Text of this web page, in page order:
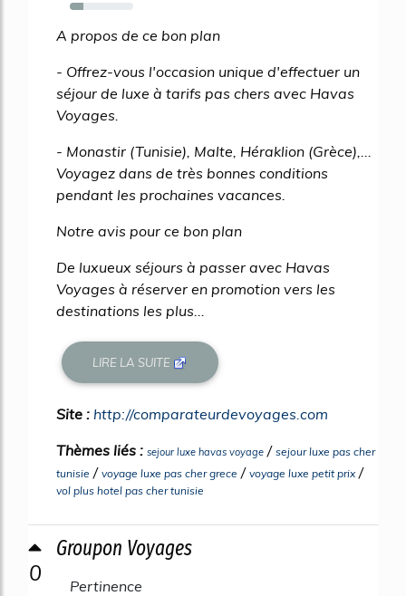
22%
A propos de ce bon plan
- Offrez-vous l'occasion unique d'effectuer un
séjour de luxe à tarifs pas chers avec Havas
Voyages.
- Monastir (Tunisie), Malte, Héraklion (Grèce),...
Voyagez dans de très bonnes conditions
pendant les prochaines vacances.
Notre avis pour ce bon plan
De luxueux séjours à passer avec Havas
Voyages à réserver en promotion vers les
destinations les plus...
LIRE LA SUITE
Site : http://comparateurdevoyages.com
Thèmes liés : sejour luxe havas voyage / sejour luxe pas cher
tunisie / voyage luxe pas cher grece / voyage luxe petit prix /
vol plus hotel pas cher tunisie
0
Groupon Voyages
Pertinence